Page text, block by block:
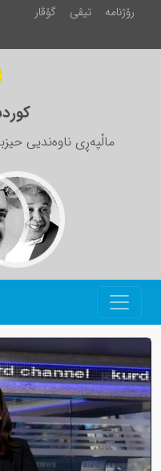
رۆژنامە تیڤی
گۆڤار
ماڵپەڕی ناوەندیی